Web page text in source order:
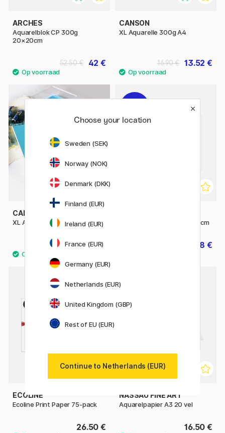
ARCHES
Aquarelblok CP 300g
20×20cm
42 €
52.50 €
CANSON
XL Aquarelle 300g A4
13.52 €
16.90 €
CANSON
XL Aquarelle 300g A3
29.90 €
Montval Pads 300g 24x32cm
8 €
ECOLINE
Ecoline Print Paper 75-pack
26.50 €
NASSAU FINE ART
Aquarelpapier A3 20 vel
16.50 €
Choose your location
Sweden (SEK)
Norway (NOK)
Denmark (DKK)
Finland (EUR)
Ireland (EUR)
France (EUR)
Germany (EUR)
Netherlands (EUR)
United Kingdom (GBP)
Rest of EU (EUR)
Continue to Netherlands (EUR)